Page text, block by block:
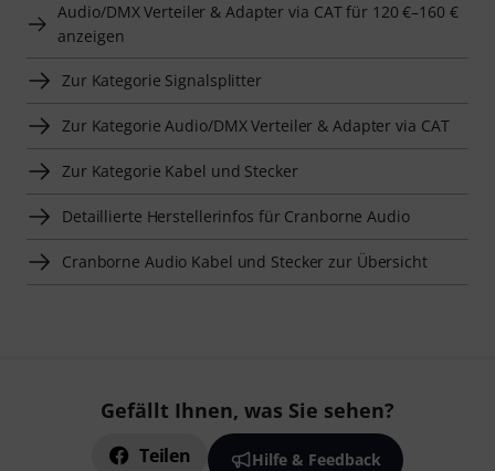
Audio/DMX Verteiler & Adapter via CAT für 120 €–160 €
anzeigen
Zur Kategorie Signalsplitter
Zur Kategorie Audio/DMX Verteiler & Adapter via CAT
Zur Kategorie Kabel und Stecker
Detaillierte Herstellerinfos für Cranborne Audio
Cranborne Audio Kabel und Stecker zur Übersicht
Gefällt Ihnen, was Sie sehen?
Teilen Hilfe & Feedback